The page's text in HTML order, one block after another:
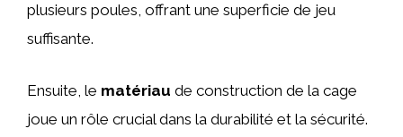
plusieurs poules, offrant une superficie de jeu
suffisante.
Ensuite, le matériau de construction de la cage
joue un rôle crucial dans la durabilité et la sécurité.